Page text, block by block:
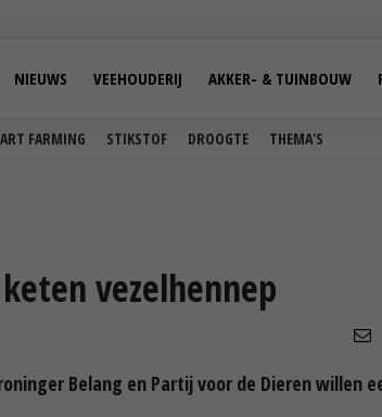
FARMING STIKSTOF DROOGTE THEMA'S
NIEUWS VEEHOUDERIJ AKKER- & TUINBOUW
vezelhennep
Belang en Partij voor de Dieren willen